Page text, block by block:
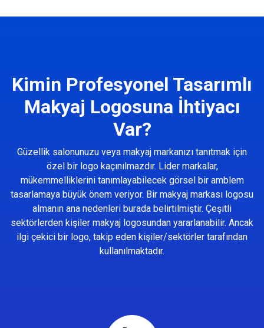
Kimin Profesyonel Tasarımlı
Makyaj Logosuna İhtiyacı
Var?
Güzellik salonunuzu veya makyaj markanızı tanıtmak için
özel bir logo kaçınılmazdır. Lider markalar,
mükemmelliklerini tanımlayabilecek görsel bir amblem
tasarlamaya büyük önem veriyor. Bir makyaj markası logosu
almanın ana nedenleri burada belirtilmiştir. Çeşitli
sektörlerden kişiler makyaj logosundan yararlanabilir. Ancak
ilgi çekici bir logo, takip eden kişiler/sektörler tarafından
kullanılmaktadır.